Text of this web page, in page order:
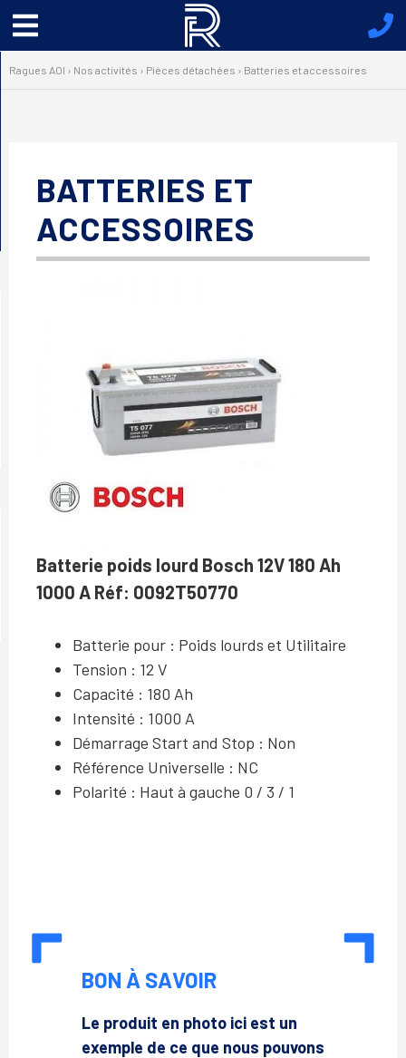
Menu
principal
Ragues AOI › Nos activités › Pièces détachées › Batteries et accessoires
BATTERIES ET
ACCESSOIRES
Batterie poids lourd Bosch 12V 180 Ah
1000 A Réf: 0092T50770
Batterie pour : Poids lourds et Utilitaire
Tension : 12 V
Capacité : 180 Ah
Intensité : 1000 A
Démarrage Start and Stop : Non
Référence Universelle : NC
Polarité : Haut à gauche 0 / 3 / 1
BON À SAVOIR
Le produit en photo ici est un
exemple de ce que nous pouvons